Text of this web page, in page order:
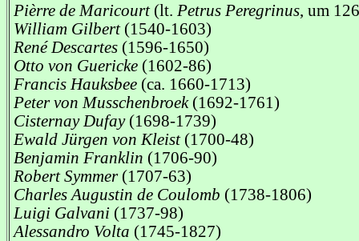
Pièrre de Maricourt(lt. Petrus Peregrinus, um
William Gilbert(1540-1603)
René Descartes (1596-1650)
Otto von Guericke (1602-86)
Francis Hauksbee (ca. 1660-1713)
Peter von Musschenbroek(1692-1761)
Cisternay Dufay(1698-1739)
Ewald Jürgen von Kleist(1700-48)
Benjamin Franklin (1706-90)
Robert Symmer(1707-63)
Charles Augustin de Coulomb (1738-1806)
Luigi Galvani (1737-98)
Alessandro Volta (1745-1827)